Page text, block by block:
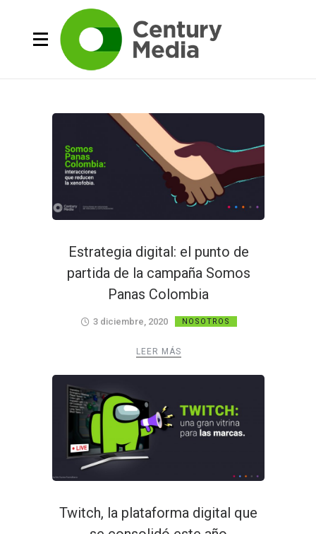
Estrategia digital: el punto de
partida de la campaña Somos
Panas Colombia
3 diciembre, 2020 NOSOTROS
LEER MÁS
Twitch, la plataforma digital que